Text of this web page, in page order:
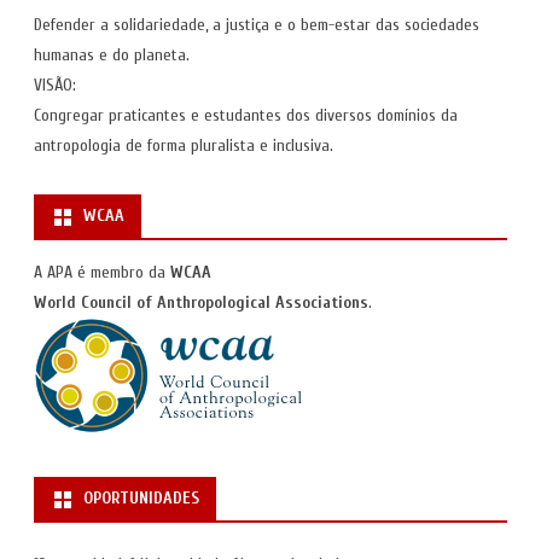
Defender a solidariedade, a justiça e o bem-estar das sociedades
humanas e do planeta.
VISÃO:
Congregar praticantes e estudantes dos diversos domínios da
antropologia de forma pluralista e inclusiva.
WCAA
A APA é membro da WCAA
World Council of Anthropological Associations.
OPORTUNIDADES